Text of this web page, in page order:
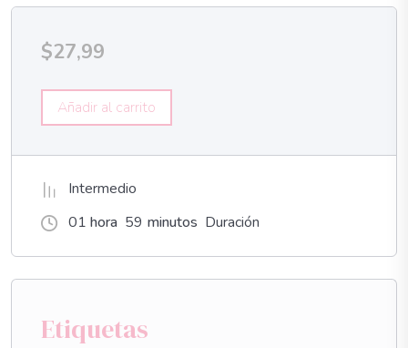
$27,99
Añadir al carrito
Intermedio
01 hora 59 minutos Duración
Etiquetas